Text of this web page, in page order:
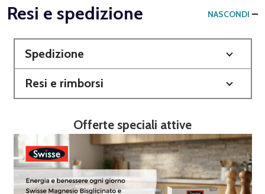
Resi e spedizione NASCONDI
Spedizione
Resi e rimborsi
Offerte speciali attive